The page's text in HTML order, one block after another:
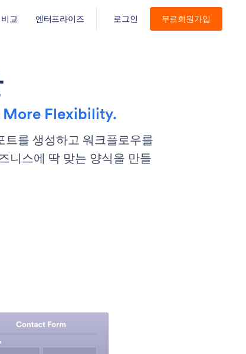
비교 엔터프라이즈 로그인 무료회원가입
More Flexibility.
를 생성하고 워크플로우를
니스에 딱 맞는 양식을 만들